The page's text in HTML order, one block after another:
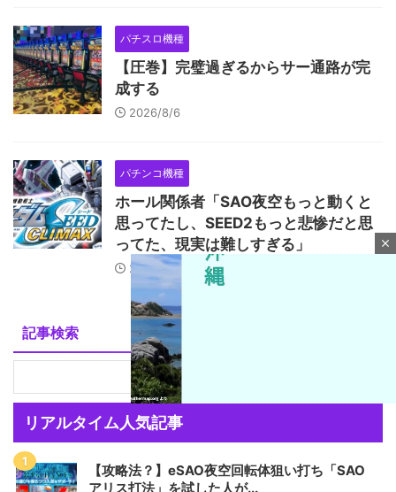
パチスロ機種
【圧巻】完璧過ぎるからサー通路が完
成する
2026/8/6
パチンコ機種
ホール関係者「SAO夜空もっと動くと
思ってたし、SEED2もっと悲惨だと思
ってた、現実は難しすぎる」
2026/8/6
記事検索
リアルタイム人気記事
【攻略法？】eSAO夜空回転体狙い打ち「SAO
アリス打法」を試した人が...
close
u